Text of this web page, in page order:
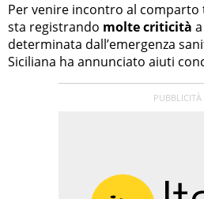
Per venire incontro al
sta registrando molte criticità
determinata dall’emergenza
Siciliana ha annunciato aiuti